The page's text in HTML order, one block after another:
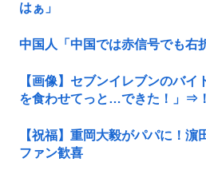
はぁ」
中国人「中国では赤信号でも右
【画像】セブンイレブンのバ
を食わせてっと…できた！」⇒！
【祝福】重岡大毅がパパに！
ファン歓喜